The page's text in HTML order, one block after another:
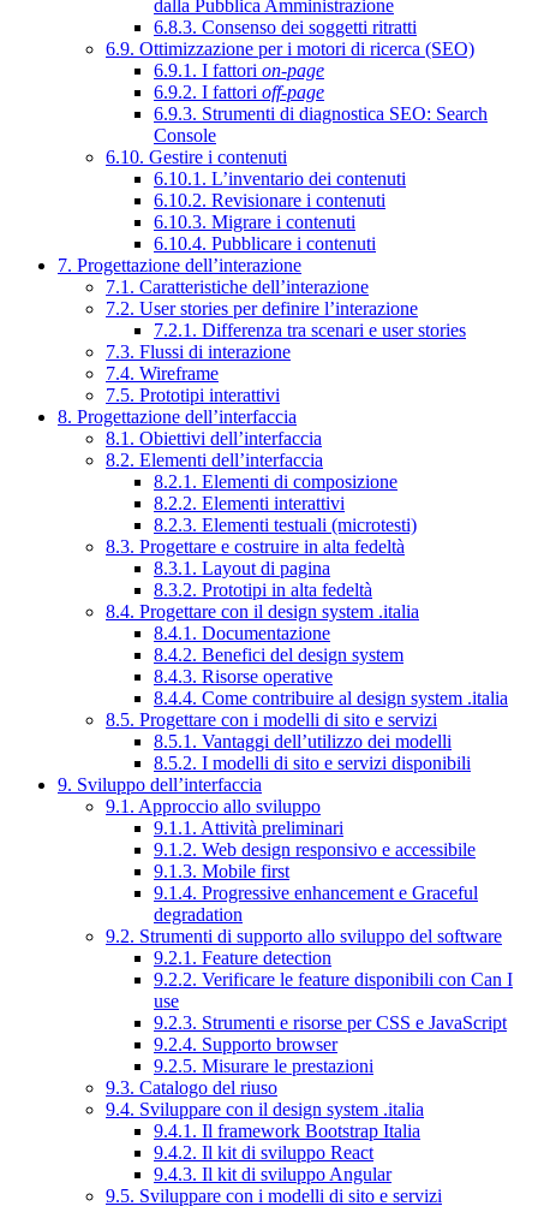
dalla Pubblica Amministrazione
6.8.3. Consenso dei soggetti ritratti
6.9. Ottimizzazione per i motori di ricerca (SEO)
6.9.1. I fattori on-page
6.9.2. I fattori off-page
6.9.3. Strumenti di diagnostica SEO: Search
Console
6.10. Gestire i contenuti
6.10.1. L’inventario dei contenuti
6.10.2. Revisionare i contenuti
6.10.3. Migrare i contenuti
6.10.4. Pubblicare i contenuti
7. Progettazione dell’interazione
7.1. Caratteristiche dell’interazione
7.2. User stories per definire l’interazione
7.2.1. Differenza tra scenari e user stories
7.3. Flussi di interazione
7.4. Wireframe
7.5. Prototipi interattivi
8. Progettazione dell’interfaccia
8.1. Obiettivi dell’interfaccia
8.2. Elementi dell’interfaccia
8.2.1. Elementi di composizione
8.2.2. Elementi interattivi
8.2.3. Elementi testuali (microtesti)
8.3. Progettare e costruire in alta fedeltà
8.3.1. Layout di pagina
8.3.2. Prototipi in alta fedeltà
8.4. Progettare con il design system .italia
8.4.1. Documentazione
8.4.2. Benefici del design system
8.4.3. Risorse operative
8.4.4. Come contribuire al design system .italia
8.5. Progettare con i modelli di sito e servizi
8.5.1. Vantaggi dell’utilizzo dei modelli
8.5.2. I modelli di sito e servizi disponibili
9. Sviluppo dell’interfaccia
9.1. Approccio allo sviluppo
9.1.1. Attività preliminari
9.1.2. Web design responsivo e accessibile
9.1.3. Mobile first
9.1.4. Progressive enhancement e Graceful
degradation
9.2. Strumenti di supporto allo sviluppo del software
9.2.1. Feature detection
9.2.2. Verificare le feature disponibili con Can I
use
9.2.3. Strumenti e risorse per CSS e JavaScript
9.2.4. Supporto browser
9.2.5. Misurare le prestazioni
9.3. Catalogo del riuso
9.4. Sviluppare con il design system .italia
9.4.1. Il framework Bootstrap Italia
9.4.2. Il kit di sviluppo React
9.4.3. Il kit di sviluppo Angular
9.5. Sviluppare con i modelli di sito e servizi